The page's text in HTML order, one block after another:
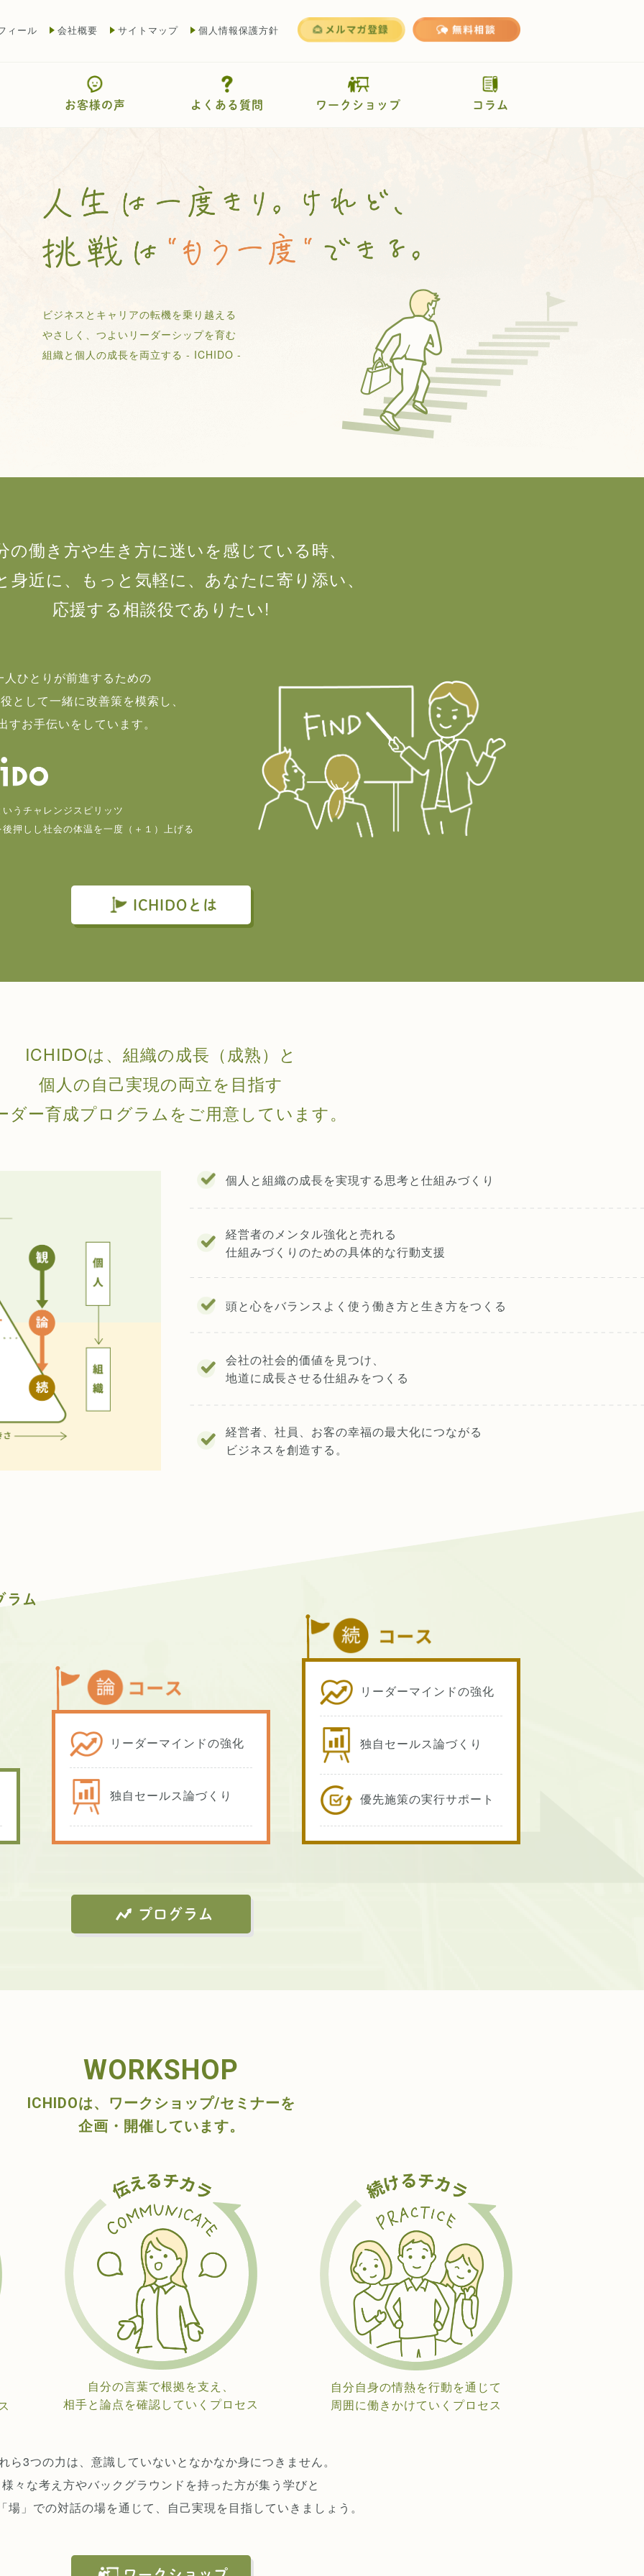
ィール 会社概要 サイトマップ 個人情報保護方針
お客様の声 よくある質問 ワークショップ コラム
ビジネスとキャリアの転機を乗り越える
やさしく、つよいリーダーシップを育む
組織と個人の成長を両立する - ICHIDO -
の働き方や生き方に迷いを感じている時、
身近に、もっと気軽に、あなたに寄り添い、
応援する相談役でありたい!
ひとりが前進するための
として一緒に改善策を模索し、
お手伝いをしています。
うチャレンジスピリッツ
押しし社会の体温を一度（＋１）上げる
ICHIDOとは
ICHIDOは、組織の成長（成熟）と
個人の自己実現の両立を目指す
ダー育成プログラムをご用意しています。
個人と組織の成長を実現する思考と仕組みづくり
経営者のメンタル強化と売れる
仕組みづくりのための具体的な行動支援
頭と心をバランスよく使う 働き方と生き方をつくる
会社の社会的価値を見つけ、
地道に成長させる仕組みをつくる
経営者、社員、お客の幸福の最大化につながる
ビジネスを創造する。
ラム
リーダーマインドの強化
独自セールス論づくり
リーダーマインドの強化
独自セールス論づくり
優先施策の実行サポート
プログラム
WORKSHOP
ICHIDOは、ワークショップ/セミナーを
企画・開催しています。
自分の言葉で根拠を支え、
相手と論点を確認していくプロセス
自分自身の情熱を行動を通じて
周囲に働きかけていくプロセス
ら3つの力は、意識していないとなかなか身につきません。
様々な考え方やバックグラウンドを持った方が集う学びと
場」での対話の場を通じて、自己実現を目指していきましょう。